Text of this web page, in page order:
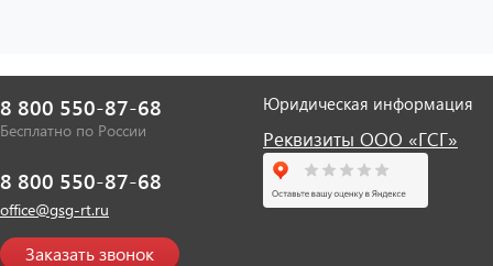
8 800 550-87-68
Бесплатно по России
8 800 550-87-68
office@gsg-rt.ru
Заказать звонок
Юридическая информация
Реквизиты ООО «ГСГ»